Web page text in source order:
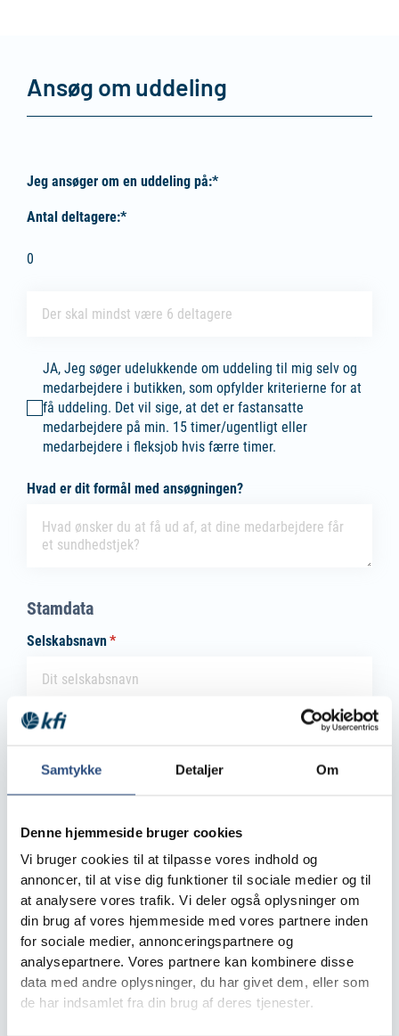
Samtykke Detaljer Om
Denne hjemmeside bruger cookies
Vi bruger cookies til at tilpasse vores indhold og
annoncer, til at vise dig funktioner til sociale medier og til
at analysere vores trafik. Vi deler også oplysninger om
din brug af vores hjemmeside med vores partnere inden
for sociale medier, annonceringspartnere og
analysepartnere. Vores partnere kan kombinere disse
data med andre oplysninger, du har givet dem, eller som
de har indsamlet fra din brug af deres tjenester.
Ansøg om uddeling
Jeg ansøger om en uddeling på:*
Antal deltagere:*
Belob
0
JA, Jeg søger udelukkende om uddeling til mig selv og
JA, Jeg søger udelukkende om uddeling til mig selv og
medarbejdere i butikken, som opfylder kriterierne for at
få uddeling. Det vil sige, at det er fastansatte
medarbejdere på min. 15 timer/ugentligt eller
medarbejdere i fleksjob hvis færre timer.
Hvad er dit formål med ansøgningen?
Stamdata
Selskabsnavn*
(påkrævet)
CVR. *
(påkrævet)
Adresse *
(påkrævet)
Postnummer*
(påkrævet)
Tlf. *
(påkrævet)